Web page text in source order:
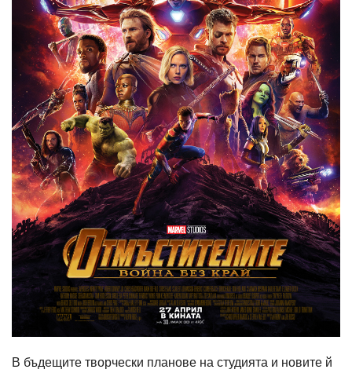
В бъдещите творчески планове на студията и новите й